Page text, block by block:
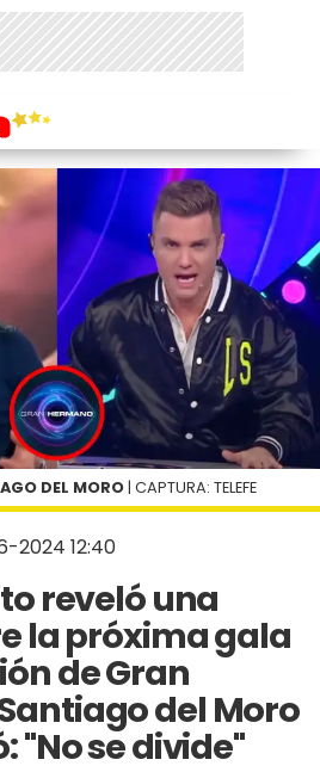
2024 12:40
reveló una
la próxima gala
de Gran
del Moro
"No se divide"
DEL MORO | CAPTURA: TELEFE